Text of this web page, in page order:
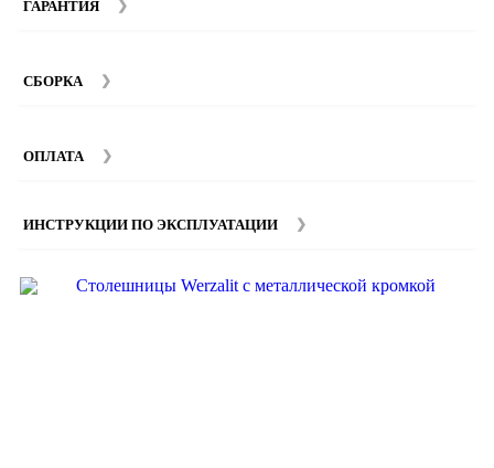
ГАРАНТИЯ
составляет 12 месяцев с момента покупки при
СБОРКА
Стоимость сборки зависит от количества и моделей
ОПЛАТА
ИНСТРУКЦИИ ПО ЭКСПЛУАТАЦИИ